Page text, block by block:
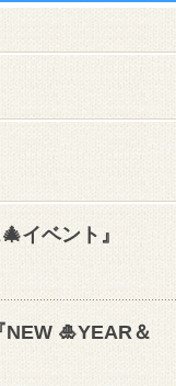
イベント』
NEW 🎍YEAR＆